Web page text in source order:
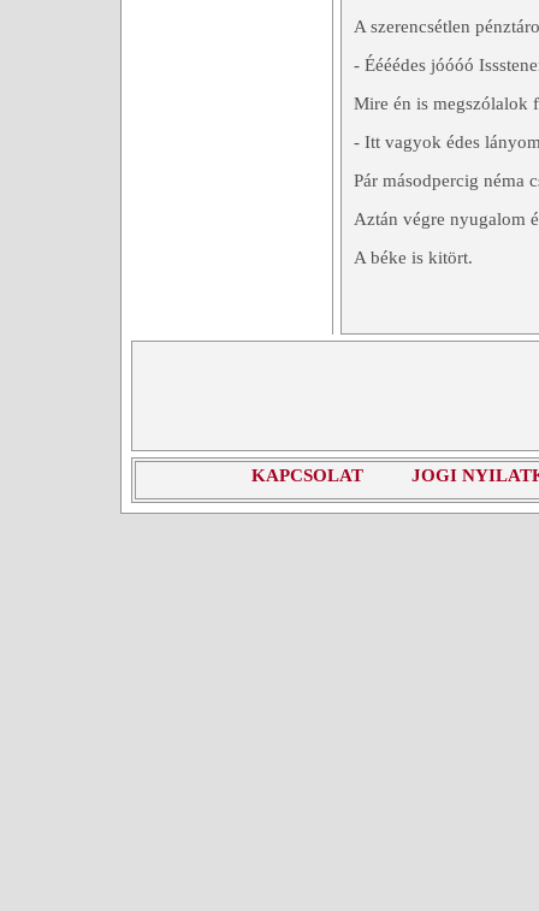
A szerencsétlen
- Éééédes jóóóó
Mire én is megszólalok
- Itt vagyok édes
Pár másodpercig néma
Aztán végre nyugalom
A béke is kitört.
KAPCSOLAT JOGI